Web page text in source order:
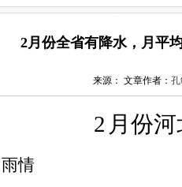
2月份全省有降水，月平
来源： 文章作者： 孔
2 月份
情